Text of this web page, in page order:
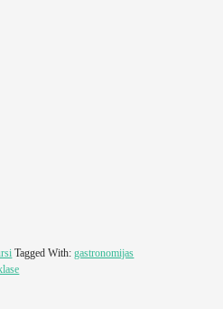
Tagged With:gastronomijas